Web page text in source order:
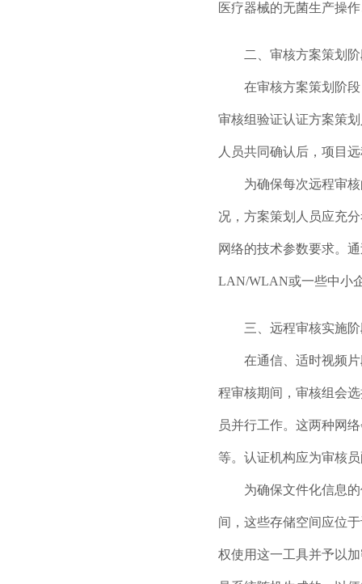
医疗器械的无菌生产操
二、审核方案策划阶
在审核方案策划阶段
审核组验证认证方案策
人员共同确认后，项目
为确保每次远程审核
况，方案策划人员应充
网络的技术参数要求。
LAN/WLAN或一些中小
三、远程审核实施阶
在通信、适时视频片段
程审核期间，审核组会
员并行工作。这两种网
等。认证机构应为审核
为确保文件化信息的
间，这些存储空间应位
权使用这一工具并予以